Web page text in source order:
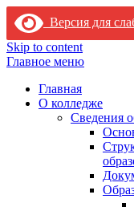
Версия для
Skip to content
Главное меню
Главная
О колледже
Сведения